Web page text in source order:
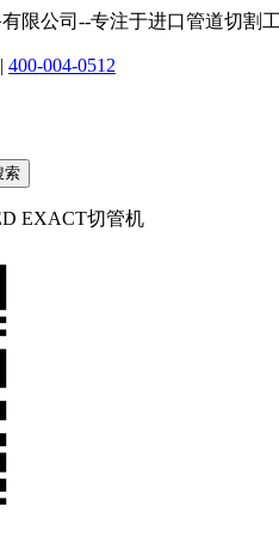
限公司--专注于进口管道切割
| 400-004-0512
索
EXACT切管机